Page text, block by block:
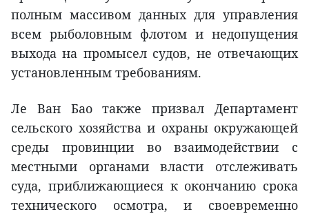
полным массивом данных для управления
всем рыболовным флотом и недопущения
выхода на промысел судов, не отвечающих
установленным требованиям.
Ле Ван Бао также призвал Департамент
сельского хозяйства и охраны окружающей
среды провинции во взаимодействии с
местными органами власти отслеживать
суда, приближающиеся к окончанию срока
технического осмотра, и своевременно